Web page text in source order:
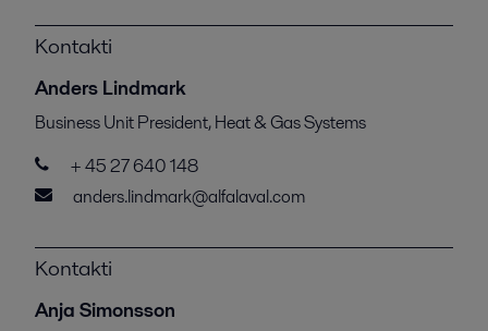
Kontakti
Anders Lindmark
Business Unit President, Heat & Gas Systems
+ 45 27 640 148
anders.lindmark@alfalaval.com
Kontakti
Anja Simonsson